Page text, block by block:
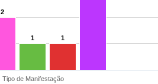
2
1 1
Tipo de Manifestação